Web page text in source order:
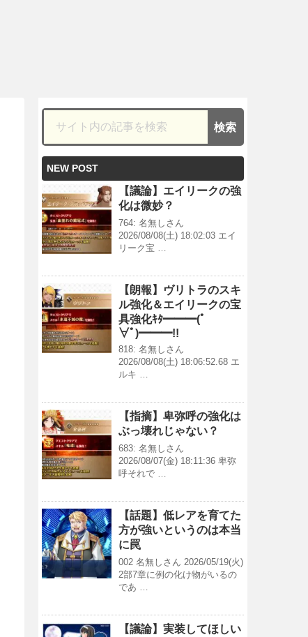
NEW POST
【議論】エイリークの強
化は微妙？
764: 名無しさん
2026/08/08(土) 18:02:03 エイ
リーク宝 …
【朗報】ヴリトラのスキ
ル強化＆エイリークの宝
具強化ｷﾀ━━━(ﾟ
∀ﾟ)━━━!!
818: 名無しさん
2026/08/08(土) 18:06:52.68 エ
ルキ …
【指摘】卑弥呼の強化は
ぶっ壊れじゃない？
683: 名無しさん
2026/08/07(金) 18:11:36 卑弥
呼それで …
【話題】低レアを育てた
方が強いというのは本当
に罠
002 名無しさん 2026/05/19(火)
2部7章に例の化け物がいるの
であ …
【議論】実装してほしい